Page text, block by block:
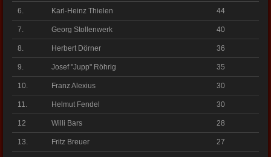
6. Karl-Heinz Thielen 44
7. Georg Stollenwerk 40
8. Herbert Dörner 36
9. Josef "Jupp" Röhrig 35
10. Franz Alexius 30
11. Helmut Fendel 30
12 Willi Bars 28
13. Fritz Breuer 27